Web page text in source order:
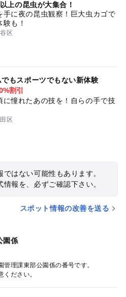
上の昆虫が大集合！
手に夜の昆虫観察！巨大虫カゴで
も！
区
もスポーツでもない新体験
割引
に憧れたあの技を！自らの手で技
区
はない可能性もあります。
報を、必ずご確認下さい。
スポット情報の改善を送る
園係
理課東部公園係の番号です。
ください。